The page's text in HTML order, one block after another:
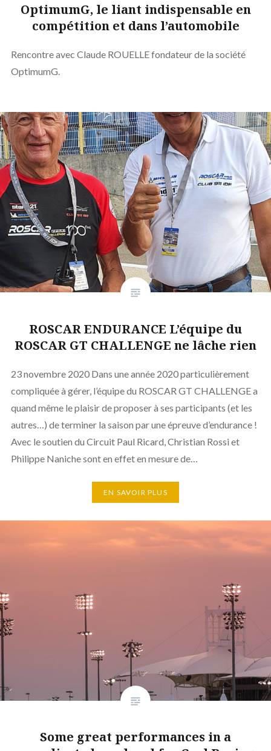
OptimumG, le liant indispensable en
compétition et dans l’automobile
Rencontre avec Claude ROUELLE fondateur de la société
OptimumG.
ROSCAR ENDURANCE L’équipe du
ROSCAR GT CHALLENGE ne lâche rien
23 novembre 2020 Dans une année 2020 particulièrement
compliquée à gérer, l’équipe du ROSCAR GT CHALLENGE a
quand même le plaisir de proposer à ses participants (et les
autres…) de terminer la saison par une épreuve d’endurance !
Avec le soutien du Circuit Paul Ricard, Christian Rossi et
Philippe Naniche sont en effet en mesure de…
EN SAVOIR PLUS
Some great performances in a